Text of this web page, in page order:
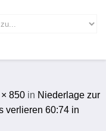
850 in Niederlage zur
verlieren 60:74 in